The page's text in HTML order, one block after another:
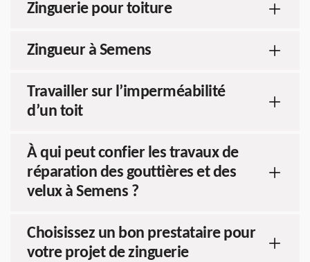
Zinguerie pour toiture
Zingueur à Semens
Travailler sur l’imperméabilité
d’un toit
À qui peut confier les travaux de
réparation des gouttières et des
velux à Semens ?
Choisissez un bon prestataire pour
votre projet de zinguerie